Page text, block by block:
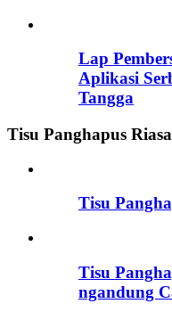
Lap
Aplikasi
Tangga
Tisu Panghapus
Tisu
Tisu
ngandung